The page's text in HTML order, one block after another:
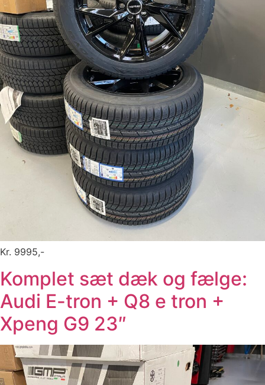
Kr. 9995,-
Komplet sæt dæk og fælge:
Audi E-tron + Q8 e tron +
Xpeng G9 23″